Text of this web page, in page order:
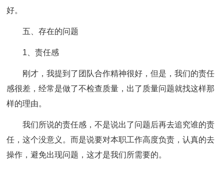
好。
五、存在的问题
1、责任感
刚才，我提到了团队合作精神很好，但是，我们的责任
感很差，经常是做了不检查质量，出了质量问题就找这样那
样的理由。
我们所说的责任感，不是说出了问题后再去追究谁的责
任，这个没意义。而是说要对本职工作高度负责，认真的去
操作，避免出现问题，这才是我们所需要的。